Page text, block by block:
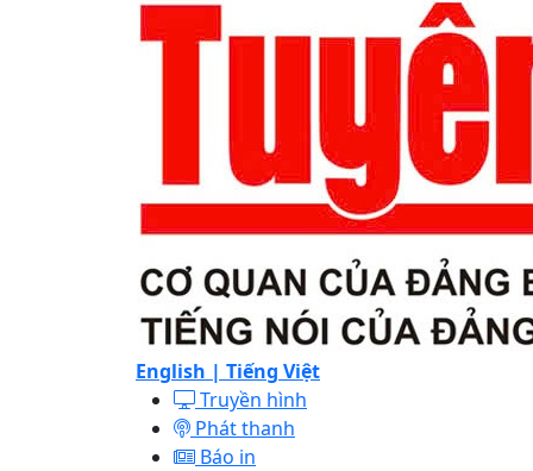
English | Tiếng Việt
Truyền hình
Phát thanh
Báo in